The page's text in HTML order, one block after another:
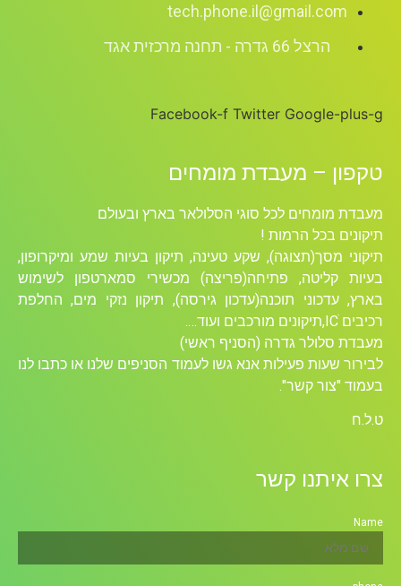
tech.phone.il@gmail.com
הרצל 66 גדרה - תחנה מרכזית אגד
Facebook-f Twitter Google-plus-g
טקפון – מעבדת מומחים
מעבדת מומחים לכל סוגי הסלולאר בארץ ובעולם
תיקונים בכל הרמות !
תיקוני מסך(תצוגה), שקע טעינה, תיקון בעיות שמע ומיקרופון,
בעיות קליטה, פתיחה(פריצה) מכשירי סמארטפון לשימוש
בארץ, עדכוני תוכנה(עדכון גירסה), תיקון נזקי מים, החלפת
רכיבים ICׁ,תיקונים מורכבים ועוד….
מעבדת סלולר גדרה (הסניף ראשי)
לבירור שעות פעילות אנא גשו לעמוד הסניפים שלנו או כתבו לנו
בעמוד "צור קשר".
ט.ל.ח
צרו איתנו קשר
Name